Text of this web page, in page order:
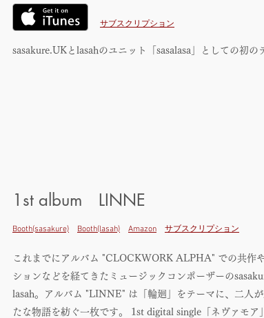
​サブスクリプション
sasakure.UKとlasahのユニット「sasalasa」としての初の
1st album LINNE
​Booth(sasakure) Booth(lasah) Amazon サブスクリプション
これまでにアルバム "CLOCKWORK ALPHA" での共作
ションなどを経てきたミュージックコンポーザーの
lasah。アルバム "LINNE" は「輪廻」をテーマに、二人
たな物語を紡ぐ一枚です。 1st digital single「ネヴァモ